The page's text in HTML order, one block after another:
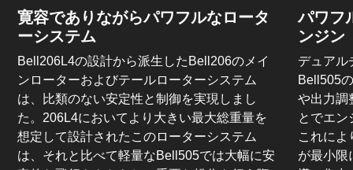
寛容でありながらパワフルなロータ
ーシステム
Bell206L4の設計から派生したBell206のメイ
ンローターおよびテールローターシステム
は、比類のない安定性と制御を実現しまし
た。206L4においてより大きい最大総重量を
想定して設計されたこのローターシステム
は、それと比べて軽量なBell505では大幅に安
パワフ
ンジン
デュアル
Bell505
や出力調
とでエン
これによ
が最小限